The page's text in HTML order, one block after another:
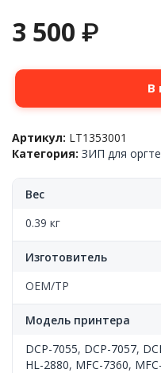
3 500 ₽
Количество
Линейка
Brother™
DCP-
7360/7460/7860,
LT1353001,
OEM
В
Артикул: LT1353001
Категория: ЗИП для
Вес
0.39 кг
Изготовитель
OEM/TP
Модель принтера
DCP-7055, DCP-7057,
HL-2880, MFC-7360,